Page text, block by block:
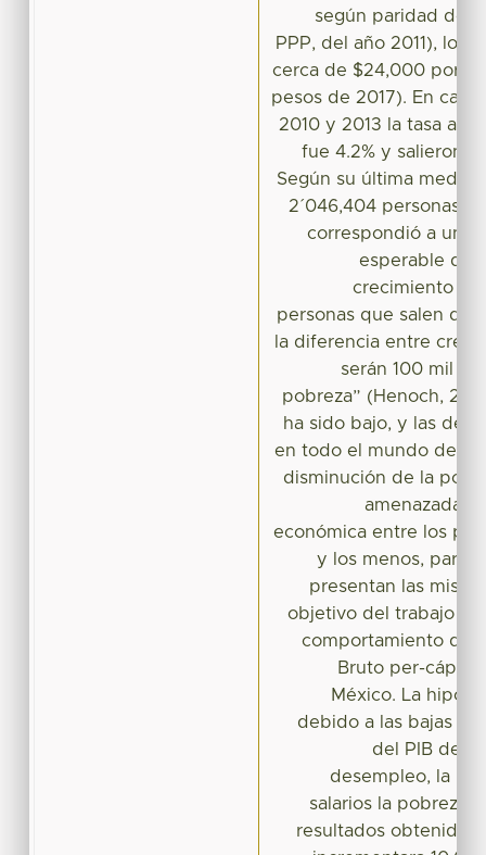
según paridad de
PPP, del año 2011), lo
cerca de $24,000 por
pesos de 2017). En
2010 y 2013 la tasa
fue 4.2% y salieron
Según su última
2´046,404 personas
correspondió a una
esperable
crecimiento de
personas que salen de
la diferencia entre
serán 100 mil
pobreza” (Henoch,
ha sido bajo, y las
en todo el mundo
disminución de la
amenazada
económica entre los
y los menos, para
presentan las
objetivo del trabajo
comportamiento del
Bruto per-cápita
México. La
debido a las bajas
del PIB de
desempleo, la
salarios la pobreza
resultados obtenidos